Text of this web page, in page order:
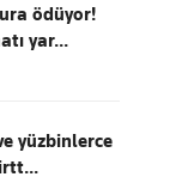
ödüyor!
yar...
yüzbinlerce